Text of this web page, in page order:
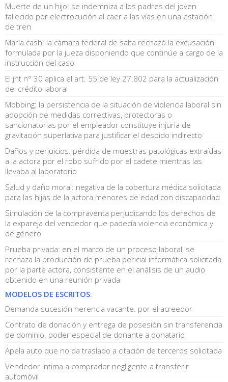
Muerte de un hijo: se indemniza a los padres del joven
fallecido por electrocución al caer a las vías en una estación
de tren
María cash: la cámara federal de salta rechazó la excusación
formulada por la jueza disponiendo que continúe a cargo de la
instrucción del caso
El jnt n° 30 aplica el art. 55 de ley 27.802 para la actualización
del crédito laboral
Mobbing: la persistencia de la situación de violencia laboral sin
adopción de medidas correctivas, protectoras o
sancionatorias por el empleador constituye injuria de
gravitación superlativa para justificar el despido indirecto
Daños y perjuicios: pérdida de muestras patológicas extraídas
a la actora por el robo sufrido por el cadete mientras las
llevaba al laboratorio
Salud y daño moral: negativa de la cobertura médica solicitada
para las hijas de la actora menores de edad con discapacidad
Simulación de la compraventa perjudicando los derechos de
la expareja del vendedor que padecía violencia económica y
de género
Prueba privada: en el marco de un proceso laboral, se
rechaza la producción de prueba pericial informática solicitada
por la parte actora, consistente en el análisis de un audio
obtenido en una reunión privada
MODELOS DE ESCRITOS:
Demanda sucesión herencia vacante. por el acreedor
Contrato de donación y entrega de posesión sin transferencia
de dominio. poder especial de donante a donatario
Apela auto que no da traslado a citación de terceros solicitada
Vendedor intima a comprador negligente a transferir
automóvil